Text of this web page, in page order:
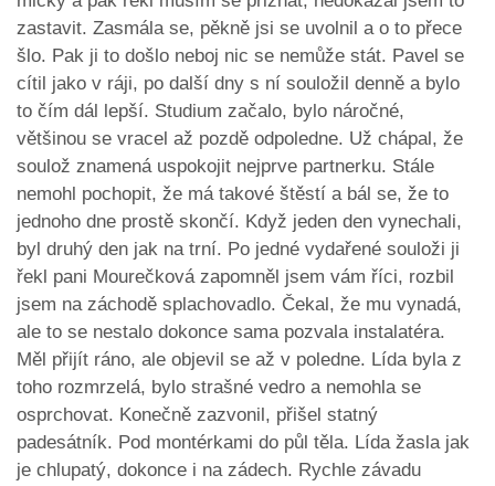
zastavit. Zasmála se, pěkně jsi se uvolnil a o to přece
šlo. Pak ji to došlo neboj nic se nemůže stát. Pavel se
cítil jako v ráji, po další dny s ní souložil denně a bylo
to čím dál lepší. Studium začalo, bylo náročné,
většinou se vracel až pozdě odpoledne. Už chápal, že
soulož znamená uspokojit nejprve partnerku. Stále
nemohl pochopit, že má takové štěstí a bál se, že to
jednoho dne prostě skončí. Když jeden den vynechali,
byl druhý den jak na trní. Po jedné vydařené souloži ji
řekl pani Mourečková zapomněl jsem vám říci, rozbil
jsem na záchodě splachovadlo. Čekal, že mu vynadá,
ale to se nestalo dokonce sama pozvala instalatéra.
Měl přijít ráno, ale objevil se až v poledne. Lída byla z
toho rozmrzelá, bylo strašné vedro a nemohla se
osprchovat. Konečně zazvonil, přišel statný
padesátník. Pod montérkami do půl těla. Lída žasla jak
je chlupatý, dokonce i na zádech. Rychle závadu